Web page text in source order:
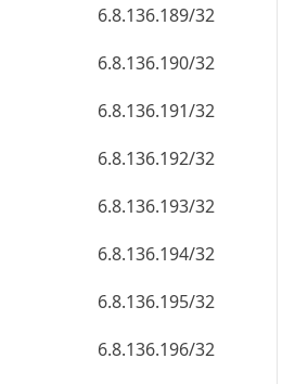
6.8.136.189/32
6.8.136.190/32
6.8.136.191/32
6.8.136.192/32
6.8.136.193/32
6.8.136.194/32
6.8.136.195/32
6.8.136.196/32